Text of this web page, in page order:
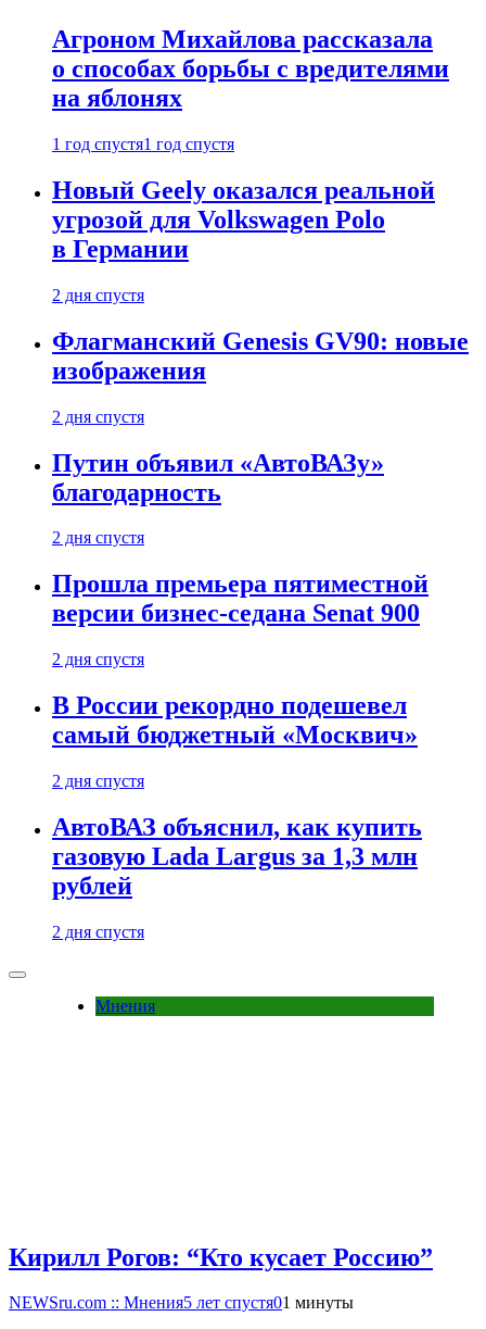
Агроном Михайлова рассказала
о способах борьбы с вредителями
на яблонях
1 год спустя1 год спустя
Новый Geely оказался реальной
угрозой для Volkswagen Polo
в Германии
2 дня спустя
Флагманский Genesis GV90: новые
изображения
2 дня спустя
Путин объявил «АвтоВАЗу»
благодарность
2 дня спустя
Прошла премьера пятиместной
версии бизнес-седана Senat 900
2 дня спустя
В России рекордно подешевел
самый бюджетный «Москвич»
2 дня спустя
АвтоВАЗ объяснил, как купить
газовую Lada Largus за 1,3 млн
рублей
2 дня спустя
Мнения
Кирилл Рогов: “Кто кусает Россию”
NEWSru.com :: Мнения5 лет спустя01 минуты